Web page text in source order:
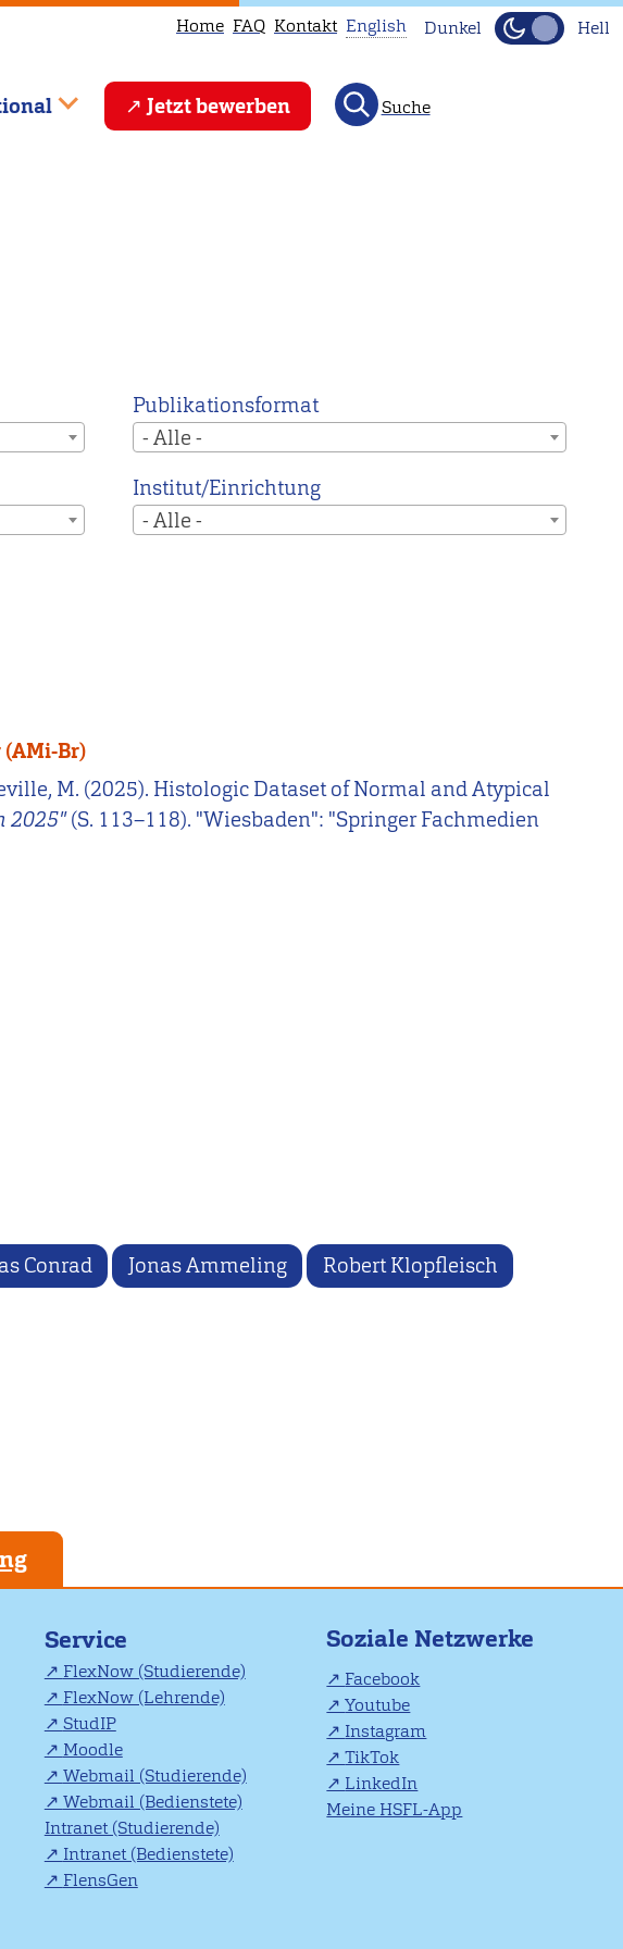
Home FAQ Kontakt
This
page
main
page
English Dunkel Hell
Jetzt bewerben Suche
Publikationsformat
- Alle -
Institut/Einrichtung
- Alle -
Br)
M. (2025). Histologic Dataset of Normal and Atypical
2025"(S. 113–118). "Wiesbaden": "Springer Fachmedien
Conrad Jonas Ammeling Robert Klopfleisch
Service
FlexNow (Studierende)
FlexNow (Lehrende)
StudIP
Moodle
Webmail (Studierende)
Webmail (Bedienstete)
Intranet (Studierende)
Intranet (Bedienstete)
FlensGen
Soziale Netzwerke
Facebook
Youtube
Instagram
TikTok
LinkedIn
Meine HSFL-App